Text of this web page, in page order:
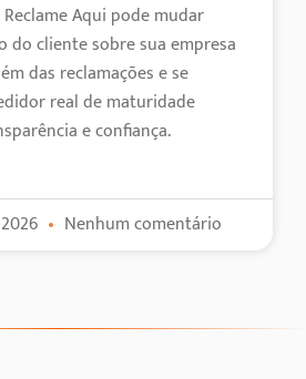
Aqui pode mudar
do cliente sobre sua empresa
das reclamações e se
real de maturidade
e confiança.
Nenhum comentário